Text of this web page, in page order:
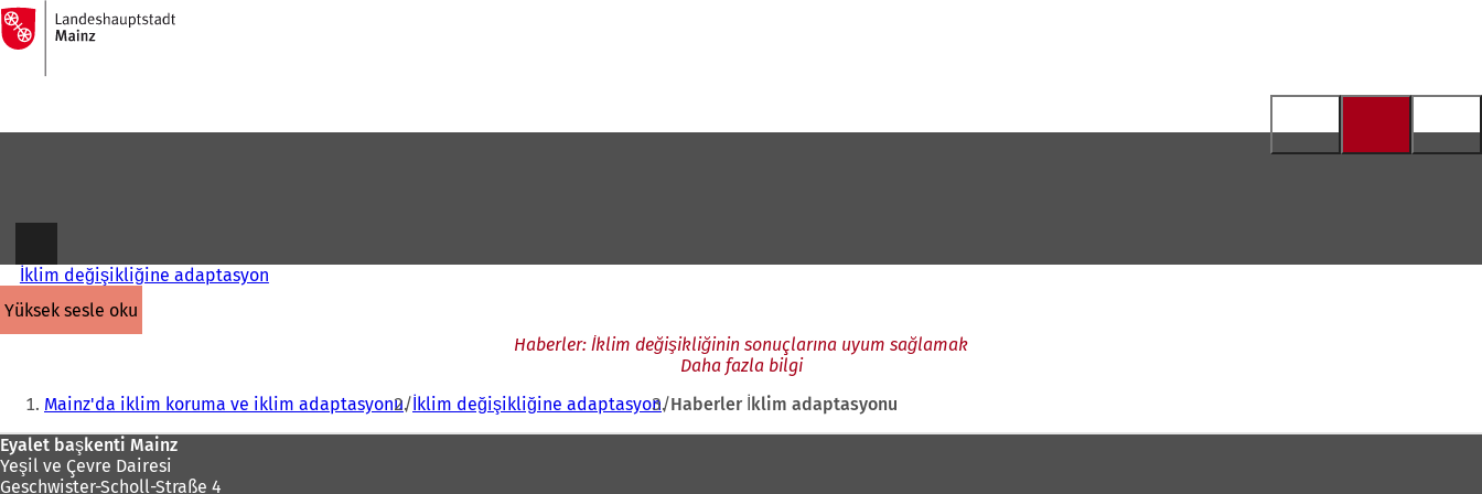
İçeriğe atla
Ana
sayfaya
İklim değişikliğine adaptasyon
yüksek sesle oku
Haberler: İklim değişikliğinin sonuçlarına uyum sağlamak
Daha fazla bilgi
Buradasınız:
Mainz'da iklim koruma ve iklim adaptasyonu İklim değişikliğine adaptasyon Haberler İklim adaptasyonu
Ayak
bölgesi
Eyalet başkenti Mainz
Yeşil ve Çevre Dairesi
Geschwister-Scholl-Straße 4